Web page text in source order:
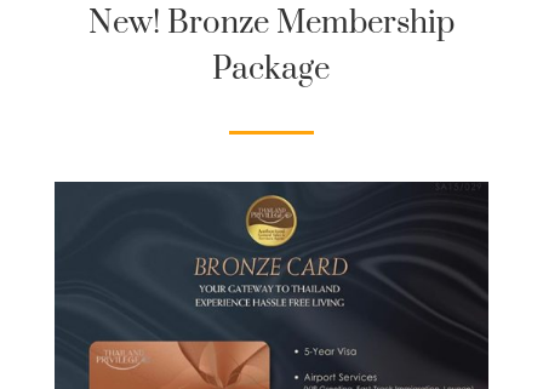
New! Bronze Membership
Package